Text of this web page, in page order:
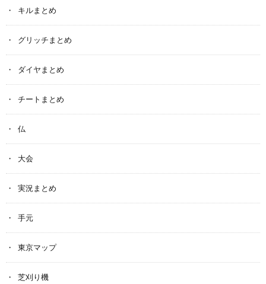
キルまとめ
グリッチまとめ
ダイヤまとめ
チートまとめ
仏
大会
実況まとめ
手元
東京マップ
芝刈り機